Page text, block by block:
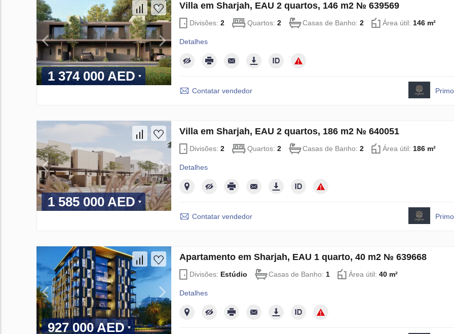
1 374 000 AED
Villa em Sharjah, EAU 2 quartos, 146 m2 № 639569
Divisões:2 Quartos:2 Casas de Banho:2 Área útil:146 m²
Detalhes
Contatar vendedor
1 585 000 AED
Villa em Sharjah, EAU 2 quartos, 186 m2 № 640051
Divisões:2 Quartos:2 Casas de Banho:2 Área útil:186 m²
Detalhes
Contatar vendedor
927 000 AED
Apartamento em Sharjah, EAU 1 quarto, 40 m2 № 639668
Divisões: Estúdio Casas de Banho:1 Área útil:40 m²
Detalhes